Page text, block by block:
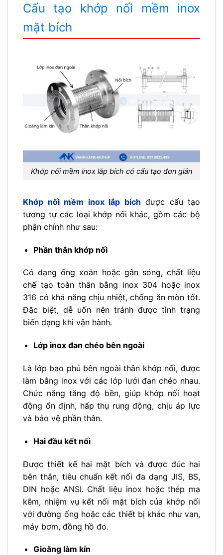
Cấu tạo khớp nối mềm inox
mặt bích
Khớp nối mềm inox lắp bích có cấu tạo đơn giản
Khớp nối mềm inox lắp bích được cấu tạo
tương tự các loại khớp nối khác, gồm các bộ
phận chính như sau:
Phần thân khớp nối
Có dạng ống xoắn hoặc gân sóng, chất liệu
chế tạo toàn thân bằng inox 304 hoặc inox
316 có khả năng chịu nhiệt, chống ăn mòn tốt.
Đặc biệt, dễ uốn nên tránh được tình trạng
biến dạng khi vận hành.
Lớp inox đan chéo bên ngoài
Là lớp bao phủ bên ngoài thân khớp nối, được
làm bằng inox với các lớp lưới đan chéo nhau.
Chức năng tăng độ bền, giúp khớp nối hoạt
động ổn định, hấp thụ rung động, chịu áp lực
và bảo vệ phần thân.
Hai đầu kết nối
Được thiết kế hai mặt bích và được đúc hai
bên thân, tiêu chuẩn kết nối đa dạng JIS, BS,
DIN hoặc ANSI. Chất liệu inox hoặc thép mạ
kẽm, nhiệm vụ kết nối mặt bích của khớp nối
với đường ống hoặc các thiết bị khác như van,
máy bơm, đồng hồ đo.
Gioăng làm kín